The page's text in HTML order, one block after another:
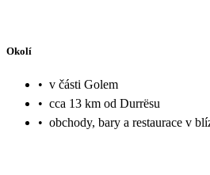
Okolí
• v části Golem
• cca 13 km od Durrësu
• obchody, bary a restaurace v